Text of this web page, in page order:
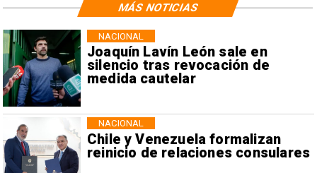
Joaquín Lavín León sale en
silencio tras revocación de
medida cautelar
NACIONAL
Chile y Venezuela formalizan
reinicio de relaciones consulares
NACIONAL
MÁS NOTICIAS